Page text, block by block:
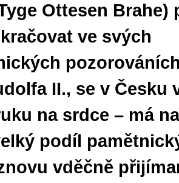
Ottesen Brahe)
ve svých
II., se v Česku
na srdce – má
podíl
vděčně